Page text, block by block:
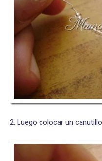
2. Luego colocar un canutillo.